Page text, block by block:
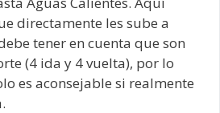
directamente les sube a
tener en cuenta que son
(4 ida y 4 vuelta), por lo
es aconsejable si realmente